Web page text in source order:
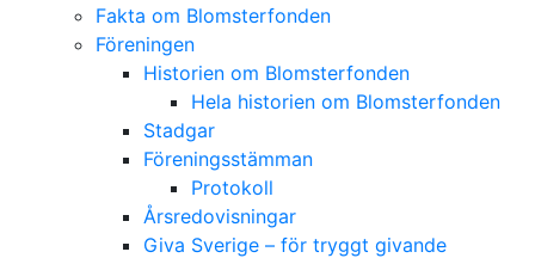
Fakta om Blomsterfonden
Föreningen
Historien om Blomsterfonden
Hela historien om Blomsterfonden
Stadgar
Föreningsstämman
Protokoll
Årsredovisningar
Giva Sverige – för tryggt givande